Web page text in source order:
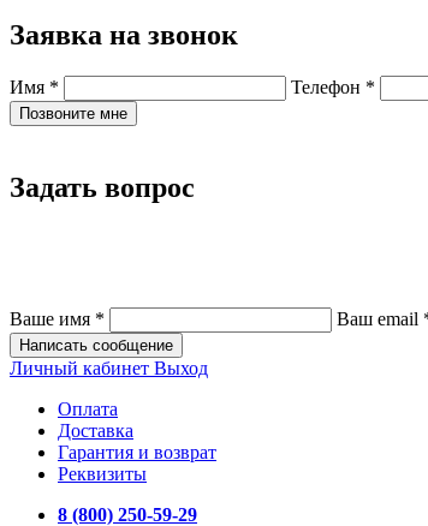
Заявка на звонок
Имя * Телефон *
Позвоните мне
Задать вопрос
Ваше имя * Ваш email
Написать сообщение
Личный кабинет Выход
Оплата
Доставка
Гарантия и возврат
Реквизиты
8 (800) 250-59-29